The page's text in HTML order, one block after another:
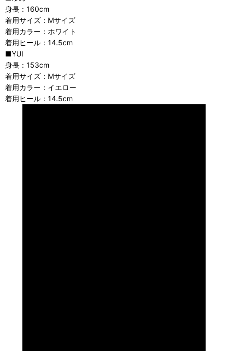
身長：160cm
着用サイズ：Mサイズ
着用カラー：ホワイト
着用ヒール：14.5cm
■YUI
身長：153cm
着用サイズ：Mサイズ
着用カラー：イエロー
着用ヒール：14.5cm